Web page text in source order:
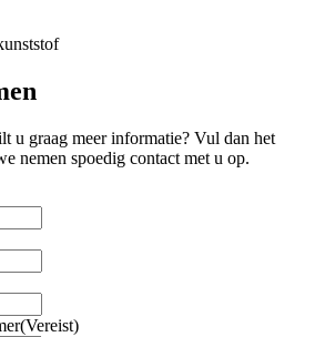
u graag meer informatie? Vul dan het
nemen spoedig contact met u op.
(Vereist)